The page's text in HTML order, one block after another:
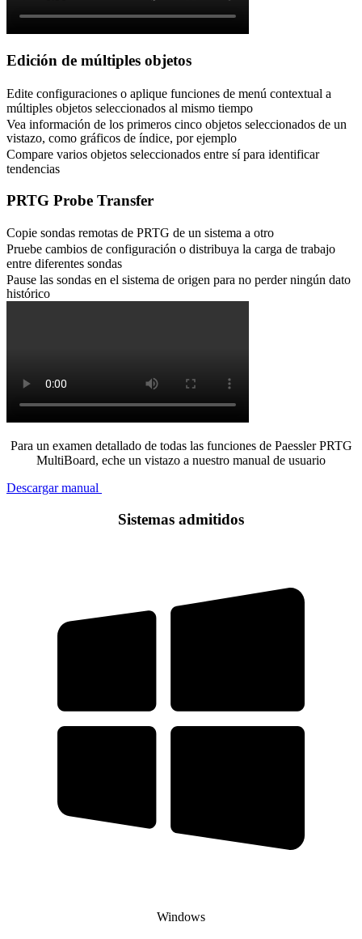
Edición de múltiples objetos
Edite configuraciones o aplique funciones de menú contextual a
múltiples objetos seleccionados al mismo tiempo
Vea información de los primeros cinco objetos seleccionados de un
vistazo, como gráficos de índice, por ejemplo
Compare varios objetos seleccionados entre sí para identificar
tendencias
PRTG Probe Transfer
Copie sondas remotas de PRTG de un sistema a otro
Pruebe cambios de configuración o distribuya la carga de trabajo
entre diferentes sondas
Pause las sondas en el sistema de origen para no perder ningún dato
histórico
Para un examen detallado de todas las funciones de Paessler PRTG
MultiBoard, eche un vistazo a nuestro manual de usuario
Descargar manual
Sistemas admitidos
Windows